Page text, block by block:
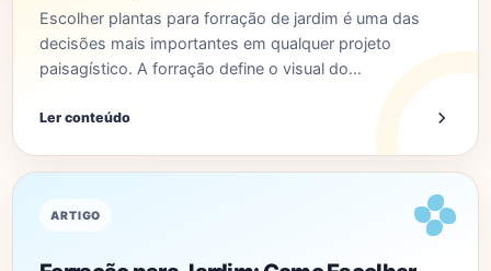
Escolher plantas para forração de jardim é uma das
decisões mais importantes em qualquer projeto
paisagístico. A forração define o visual do…
Ler conteúdo
ARTIGO